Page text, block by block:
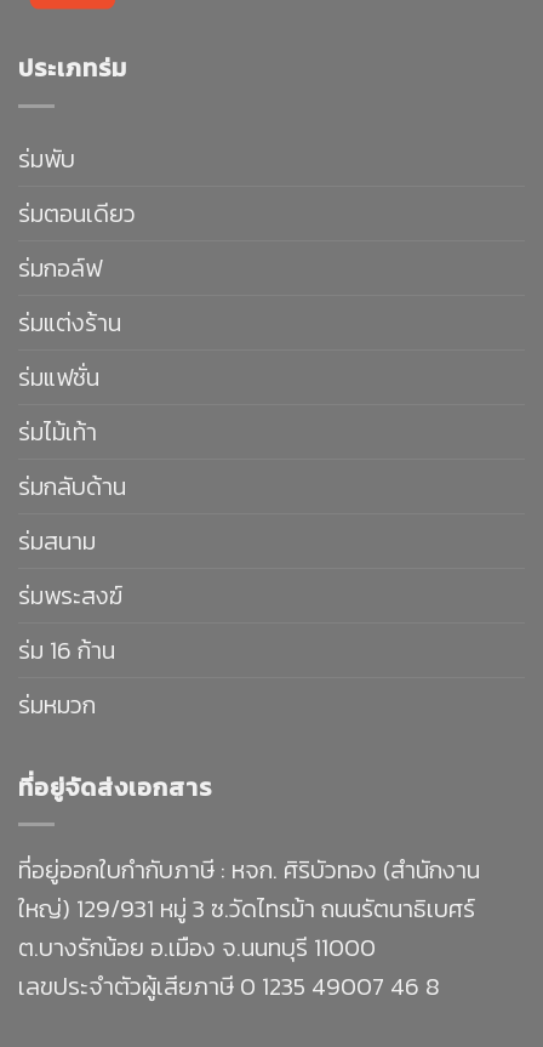
ประเภทร่ม
ร่มพับ
ร่มตอนเดียว
ร่มกอล์ฟ
ร่มแต่งร้าน
ร่มแฟชั่น
ร่มไม้เท้า
ร่มกลับด้าน
ร่มสนาม
ร่มพระสงฆ์
ร่ม 16 ก้าน
ร่มหมวก
ที่อยู่จัดส่งเอกสาร
ที่อยู่ออกใบกำกับภาษี : หจก. ศิริบัวทอง (สำนักงาน
ใหญ่) 129/931 หมู่ 3 ซ.วัดไทรม้า ถนนรัตนาธิเบศร์
ต.บางรักน้อย อ.เมือง จ.นนทบุรี 11000
เลขประจำตัวผู้เสียภาษี 0 1235 49007 46 8